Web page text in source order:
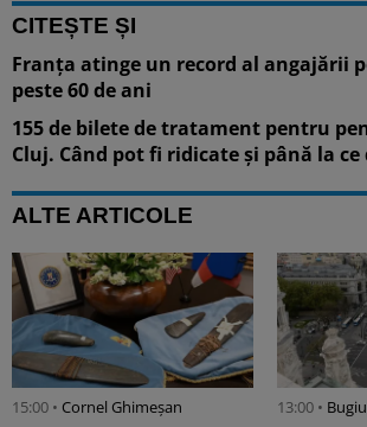
CITEȘTE ȘI
Franța atinge un record al angajării
peste 60 de ani
155 de bilete de tratament pentru
Cluj. Când pot fi ridicate și până la ce
ALTE ARTICOLE
15:00 • Cornel Ghimeșan 13:00 •